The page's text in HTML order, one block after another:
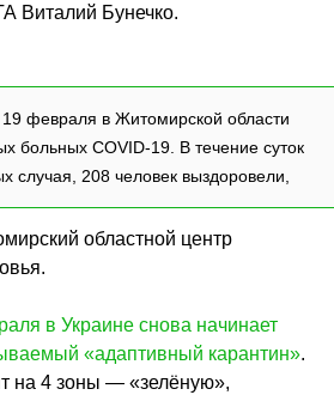
Виталий Бунечко.
февраля в Житомирской области
больных COVID-19. В течение суток
случая, 208 человек выздоровели,
областной центр
в Украине снова начинает
«адаптивный карантин».
на 4 зоны — «зелёную»,